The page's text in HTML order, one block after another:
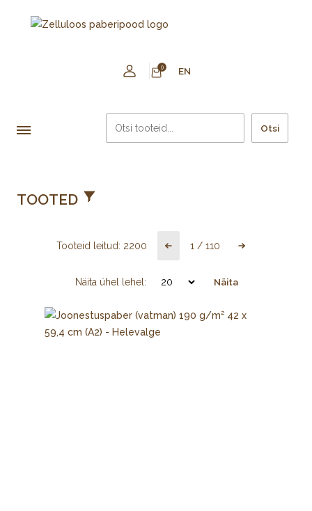
0 EN
Otsi
TOOTED
Tooteid leitud: 2200 1 / 110
Näita ühel lehel: Näita